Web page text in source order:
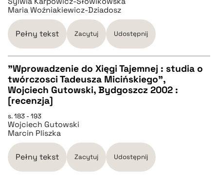
BIBTEX
pobierz cytat
Maria Woźniakiewicz-Dziadosz
Pełny tekst Zacytuj Udostępnij
CZYSTY TEKST
pobierz cytat
BIBTEX
pobierz cytat
"Wprowadzenie do Xięgi Tajemnej : studia o
twórczosci Tadeusza Micińskiego",
Wojciech Gutowski, Bydgoszcz 2002 :
[recenzja]
s. 183 - 193
Wojciech Gutowski
Marcin Pliszka
Pełny tekst Zacytuj Udostępnij